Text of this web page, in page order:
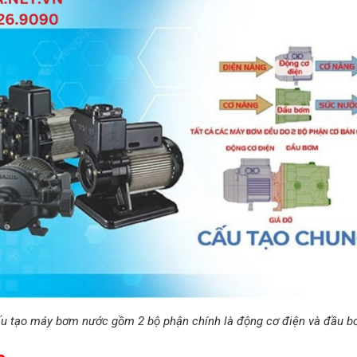
tạo máy bơm nước gồm 2 bộ phận chính là động cơ điện và đầu